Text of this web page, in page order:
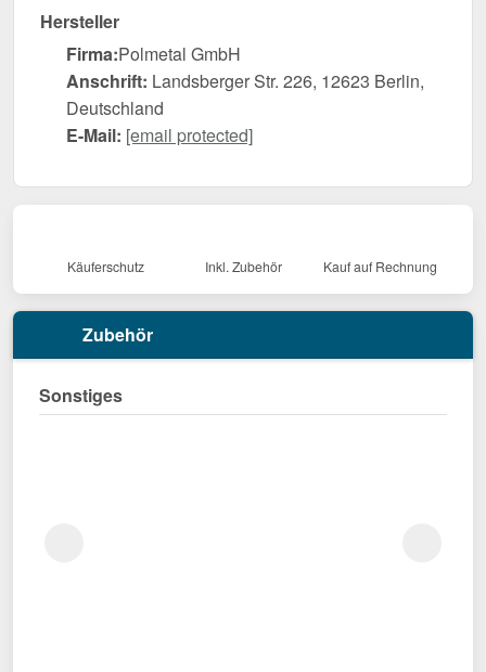
Hersteller
Firma:Polmetal GmbH
Anschrift: Landsberger Str. 226, 12623 Berlin,
Deutschland
E-Mail: [email protected]
Käuferschutz Inkl. Zubehör Kauf auf Rechnung
Zubehör
Sonstiges